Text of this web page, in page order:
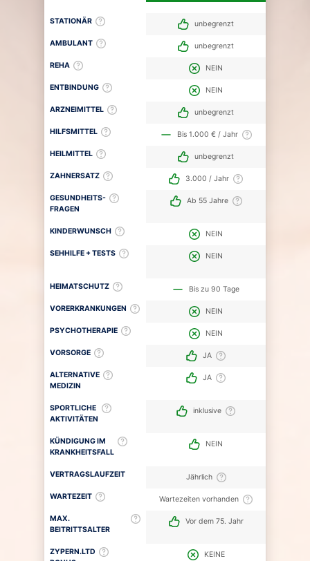
STATIONÄR
AMBULANT
REHA
ENTBINDUNG
ARZNEIMITTEL
HILFSMITTEL
HEILMITTEL
ZAHNERSATZ
GESUNDHEITS-
FRAGEN
KINDERWUNSCH
SEHHILFE + TESTS
HEIMATSCHUTZ
VORERKRANKUNGEN
PSYCHOTHERAPIE
VORSORGE
ALTERNATIVE
MEDIZIN
SPORTLICHE
AKTIVITÄTEN
KÜNDIGUNG IM
KRANKHEITSFALL
VERTRAGSLAUFZEIT
WARTEZEIT
MAX.
BEITRITTSALTER
ZYPERN.LTD
unbegrenzt
unbegrenzt
NEIN
NEIN
unbegrenzt
Bis 1.000 € / Jahr
unbegrenzt
3.000 / Jahr
Ab 55 Jahre
NEIN
NEIN
Bis zu 90 Tage
NEIN
NEIN
JA
JA
inklusive
NEIN
Jährlich
Wartezeiten vorhanden
Vor dem 75. Jahr
KEINE